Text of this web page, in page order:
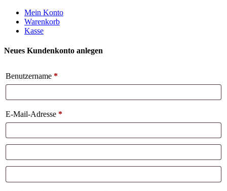
Weiter
zum
Inhalt
Mein Konto
Warenkorb
Kasse
Neues Kundenkonto anlegen
Benutzername *
E-Mail-Adresse *